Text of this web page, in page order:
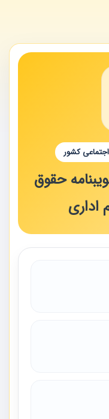
کشور
1 ماده 3 تصویبنامه حقوق
اداری